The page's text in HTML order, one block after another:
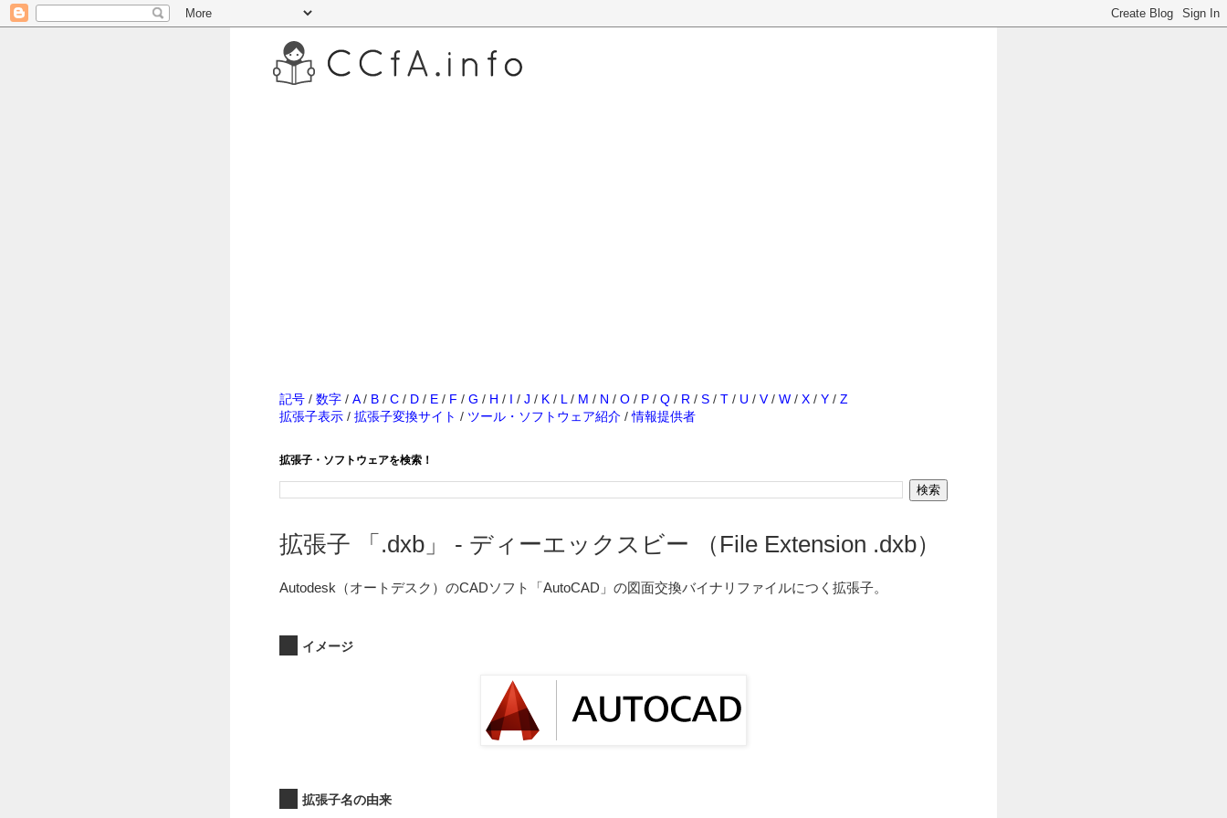
記号 / 数字 / A/ B / C / D / E / F / G / H / I / J / K / L / M / N / O / P / Q / R / S / T / U / V/ W / X / Y / Z
拡張子表示 / 拡張子変換サイト / ツール・ソフトウェア紹介 /情報提供者
拡張子・ソフトウェアを検索！
拡張子 「.dxb」 - ディーエックスビー （File Extension .dxb）
Autodesk（オートデスク）のCADソフト「AutoCAD」の図面交換バイナリファイルにつく拡張子。
イメージ
拡張子名の由来